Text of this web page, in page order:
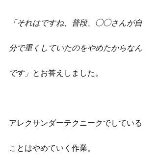
「それはですね、普段、◯◯さんが自
分で重くしていたのをやめたからなん
です」 とお答えしました。
アレクサンダーテクニークでしている
ことはやめていく作業。